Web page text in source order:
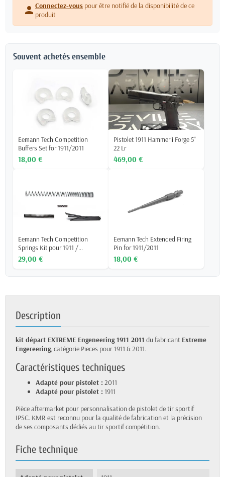
person Connectez-vous pour être notifié de la disponibilité de ce
produit
Souvent achetés ensemble
Eemann Tech Competition
Buffers Set for 1911/2011
18,00 €
Pistolet 1911 Hammerli Forge 5"
22 Lr
469,00 €
Eemann Tech Competition
Springs Kit pour 1911 /...
29,00 €
Eemann Tech Extended Firing
Pin for 1911/2011
18,00 €
Description
kit départ EXTREME Engeneering 1911 2011 du fabricant Extreme
Engereering, catégorie Pieces pour 1911 & 2011.
Caractéristiques techniques
Adapté pour pistolet : 2011
Adapté pour pistolet : 1911
Pièce aftermarket pour personnalisation de pistolet de tir sportif
IPSC. KMR est reconnu pour la qualité de fabrication et la précision
de ses composants dédiés au tir sportif compétition.
Fiche technique